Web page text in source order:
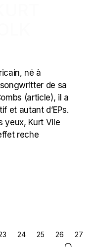
né à
de sa
(article), il a
et autant d’EPs.
yeux, Kurt Vile
reche
24 25 26 27